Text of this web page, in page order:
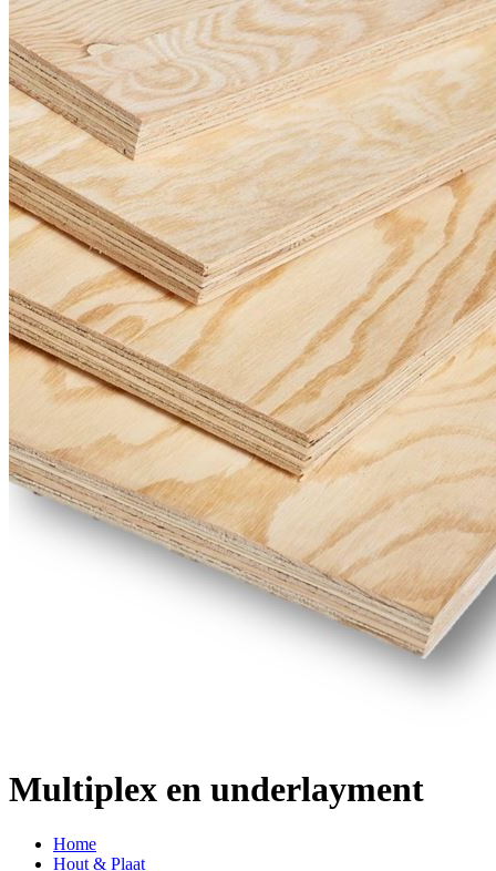
Multiplex en underlayment
Home
Hout & Plaat